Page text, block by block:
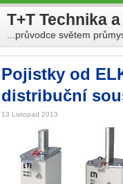
T+T Technika
...průvodce světem
Pojistky od
distribuční
13 Listopad 2013